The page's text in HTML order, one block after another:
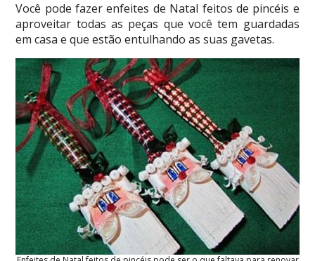
Você pode fazer enfeites de Natal feitos de pincéis e
aproveitar todas as peças que você tem guardadas
em casa e que estão entulhando as suas gavetas.